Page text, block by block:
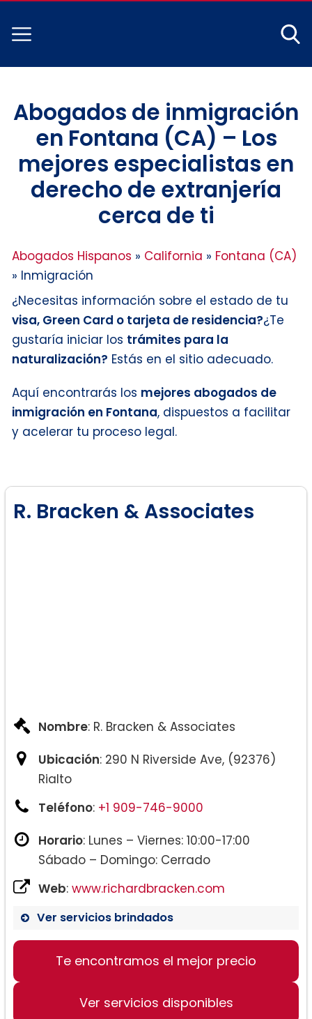
Abogados de inmigración
en Fontana (CA) – Los
mejores especialistas en
derecho de extranjería
cerca de ti
Abogados Hispanos » California » Fontana (CA)
» Inmigración
¿Necesitas información sobre el estado de tu
visa, Green Card o tarjeta de residencia?¿Te
gustaría iniciar los trámites para la
naturalización? Estás en el sitio adecuado.
Aquí encontrarás los mejores abogados de
inmigración en Fontana, dispuestos a facilitar
y acelerar tu proceso legal.
R. Bracken & Associates
Nombre: R. Bracken & Associates
Ubicación: 290 N Riverside Ave, (92376)
Rialto
Teléfono: +1 909-746-9000
Horario: Lunes – Viernes: 10:00-17:00
Sábado – Domingo: Cerrado
Web: www.richardbracken.com
Ver servicios brindados
Te encontramos el mejor precio
Ver servicios disponibles